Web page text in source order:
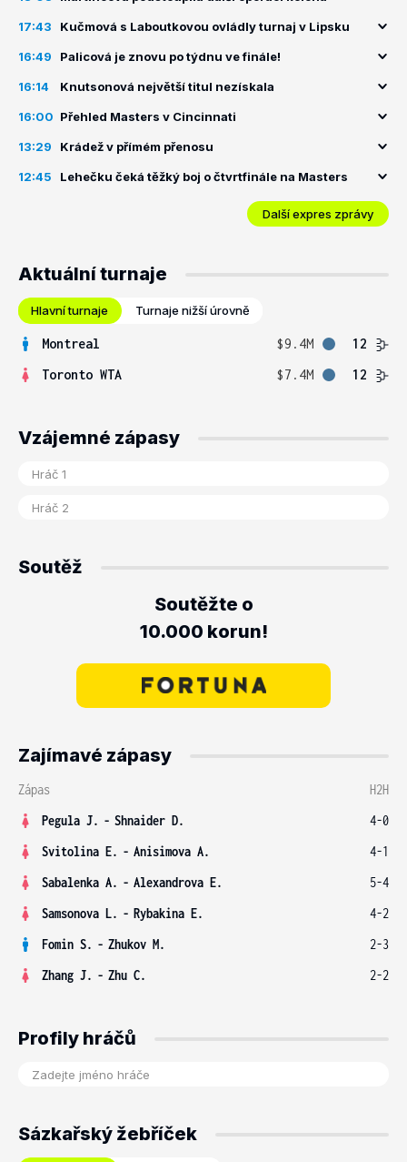
17:43 Kučmová s Laboutkovou ovládly turnaj v Lipsku
16:49 Palicová je znovu po týdnu ve finále!
16:14 Knutsonová největší titul nezískala
16:00 Přehled Masters v Cincinnati
13:29 Krádež v přímém přenosu
12:45 Lehečku čeká těžký boj o čtvrtfinále na Masters
Další expres zprávy
Aktuální turnaje
Hlavní turnaje Turnaje nižší úrovně
Montreal $9.4M
12
Toronto WTA
$7.4M 12
Vzájemné zápasy
Soutěž
Soutěžte o
10.000 korun!
Zajímavé zápasy
Zápas
H2H
Pegula J. - Shnaider D.
4-0
Svitolina E. - Anisimova A.
4-1
Sabalenka A. - Alexandrova E.
5-4
Samsonova L. - Rybakina E.
4-2
Fomin S. - Zhukov M.
2-3
Zhang J. - Zhu C. 2-2
Profily hráčů
Sázkařský žebříček